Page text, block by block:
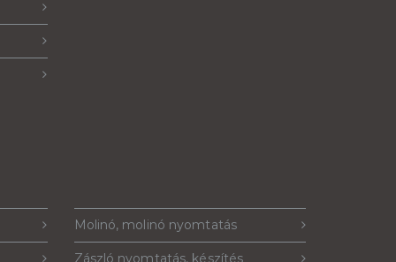
Molinó, molinó nyomtatás
Zászló nyomtatás, készítés